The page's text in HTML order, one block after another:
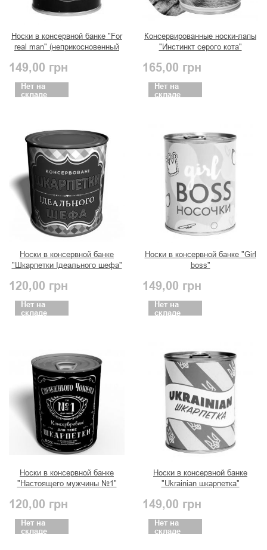
Носки в консервной банке "For
real man" (неприкосновенный
149,00 грн
Нет на
складе
Консервированные носки-лапы
"Инстинкт серого кота"
165,00 грн
Нет на
складе
Носки в консервной банке
"Шкарпетки Ідеального шефа"
120,00 грн
Нет на
складе
Носки в консервной банке "Girl
boss"
149,00 грн
Нет на
складе
Носки в консервной банке
"Настоящего мужчины №1"
120,00 грн
Нет на
складе
Носки в консервной банке
"Ukrainian шкарпетка"
149,00 грн
Нет на
складе